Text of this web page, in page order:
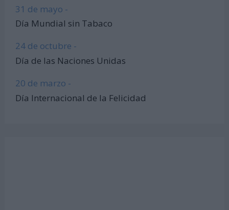
31 de mayo -
Día Mundial sin Tabaco
24 de octubre -
Día de las Naciones Unidas
20 de marzo -
Día Internacional de la Felicidad